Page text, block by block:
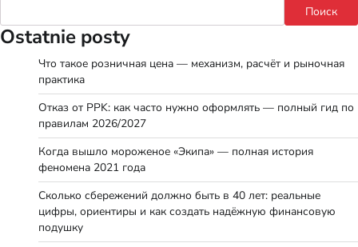
Поиск
Ostatnie posty
Что такое розничная цена — механизм, расчёт и рыночная
практика
Отказ от PPK: как часто нужно оформлять — полный гид по
правилам 2026/2027
Когда вышло мороженое «Экипа» — полная история
феномена 2021 года
Сколько сбережений должно быть в 40 лет: реальные
цифры, ориентиры и как создать надёжную финансовую
подушку